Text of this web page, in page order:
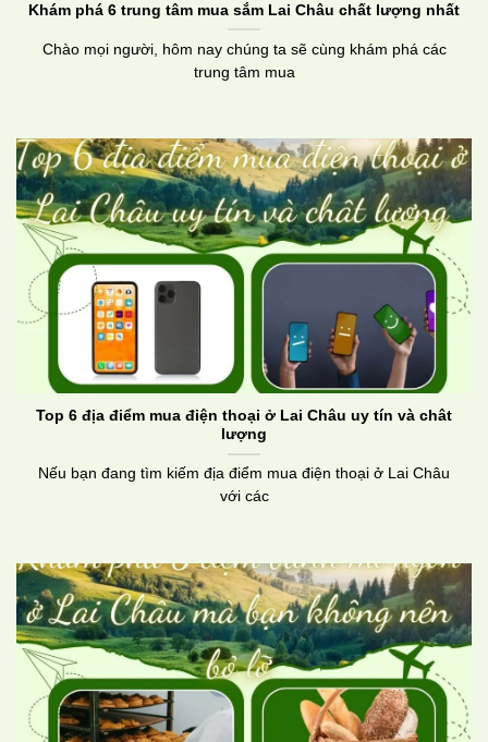
Khám phá 6 trung tâm mua sắm Lai Châu chất lượng nhất
Chào mọi người, hôm nay chúng ta sẽ cùng khám phá các
trung tâm mua
Top 6 địa điểm mua điện thoại ở Lai Châu uy tín và chât
lượng
Nếu bạn đang tìm kiếm địa điểm mua điện thoại ở Lai Châu
với các